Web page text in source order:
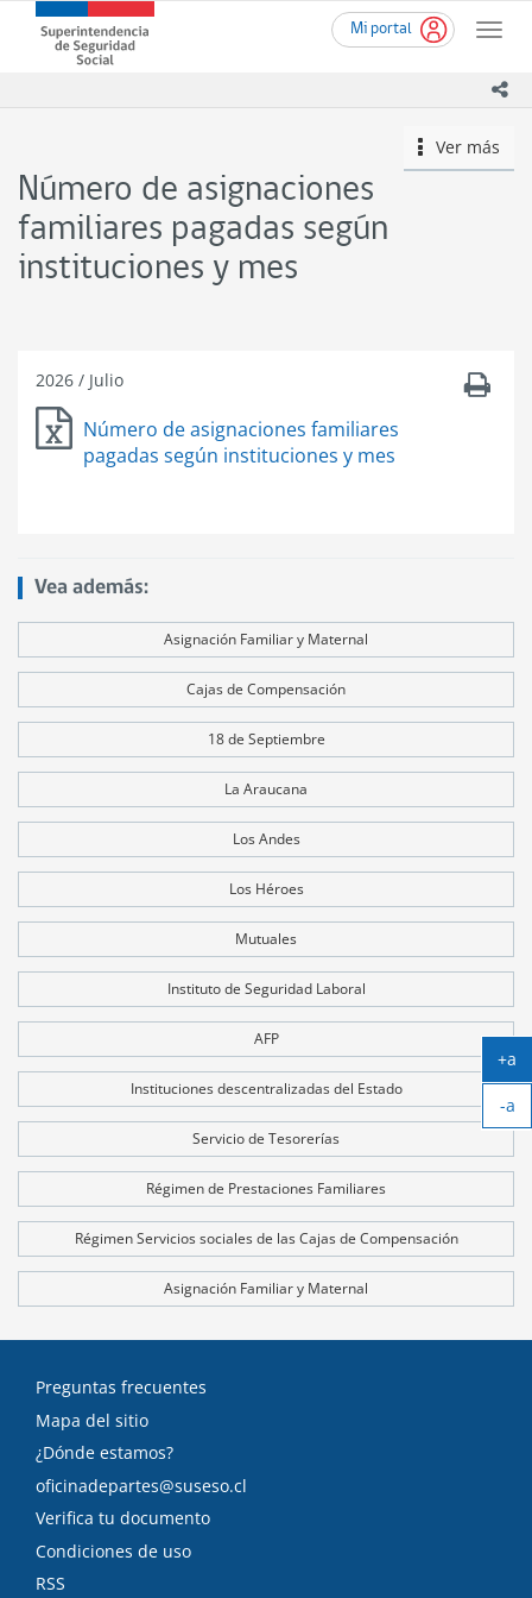
contenido
Mi portal
Toggle
Superintendencia
de
de
Chile
icono
Ver más
Número de asignaciones
familiares pagadas según
instituciones y mes
2026 / Julio
Número de asignaciones familiares
pagadas según instituciones y mes
Vea además:
Asignación Familiar y Maternal
Cajas de Compensación
18 de Septiembre
La Araucana
Los Andes
Los Héroes
Mutuales
Instituto de Seguridad Laboral
AFP
Instituciones descentralizadas del Estado
Servicio de Tesorerías
Régimen de Prestaciones Familiares
Régimen Servicios sociales de las Cajas de Compensación
Asignación Familiar y Maternal
Preguntas frecuentes
Mapa del sitio
¿Dónde estamos?
oficinadepartes@suseso.cl
Verifica tu documento
Condiciones de uso
RSS
+a
-a